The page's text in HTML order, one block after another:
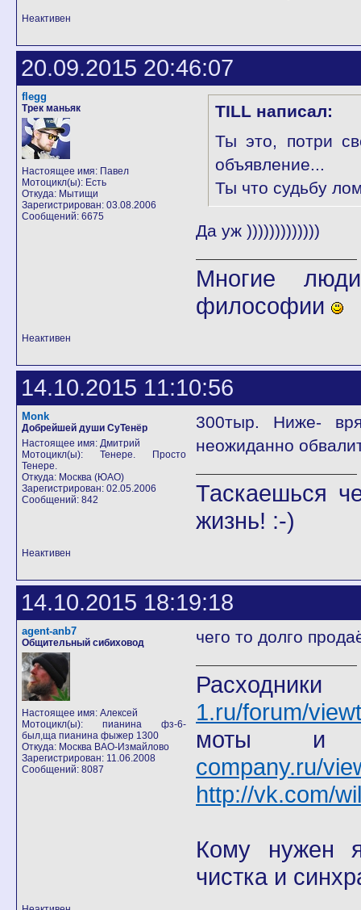
Неактивен
20.09.2015 20:46:07
flegg
Трек маньяк
Настоящее имя: Павел
Мотоцикл(ы): Есть
Откуда: Мытищи
Зарегистрирован: 03.08.2006
Сообщений: 6675
TILL написал:
Ты это, потри
объявление...
Ты что судьбу
Да уж )))))))))))))
Многие
философии
Неактивен
14.10.2015 11:10:56
Monk
Добрейшей души СуТенёр
Настоящее имя: Дмитрий
Мотоцикл(ы): Тенере. Просто
Тенере.
Откуда: Москва (ЮАО)
Зарегистрирован: 02.05.2006
Сообщений: 842
300тыр. Ниже-
неожиданно
Таскаешься
жизнь! :-)
Неактивен
14.10.2015 18:19:18
agent-anb7
Общительный сибиховод
Настоящее имя: Алексей
Мотоцикл(ы): пианина фз-6-
был,ща пианина фыжер 1300
Откуда: Москва ВАО-Измайлово
Зарегистрирован: 11.06.2008
Сообщений: 8087
чего то долго
1.ru/forum/
company.ru/
http://vk.com/
Кому нужен
чистка и